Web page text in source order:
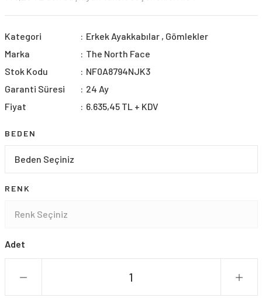
Kategori Erkek Ayakkabılar , Gömlekler
Marka
The North Face
Stok Kodu
NF0A8794NJK3
Garanti Süresi
24 Ay
Fiyat
6.635,45 TL + KDV
BEDEN
RENK
Adet